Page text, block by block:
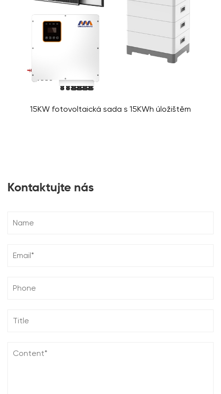
15KW fotovoltaická sada s 15KWh úložištěm
Kontaktujte nás